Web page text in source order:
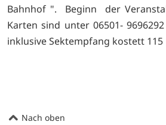
Bahnhof ". Beginn der
Karten sind unter 06501-
inklusive Sektempfang kostett 115
Nach oben